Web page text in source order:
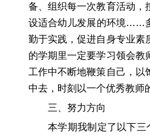
备、组织每一次教育活动，
设适合幼儿发展的环境……
勤于实践，促进自身专业素
的学期里一定要学习领会教
工作中不断地鞭策自己，以
中去，时刻以一个优秀教师
三、努力方向
本学期我制定了以下三